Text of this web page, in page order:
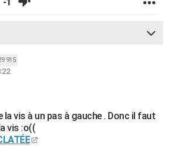
915
la vis à un pas à gauche . Donc il faut
vis :o((